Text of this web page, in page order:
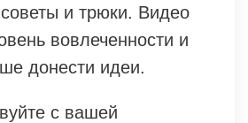
и трюки. Видео
вовлеченности и
донести идеи.
с вашей